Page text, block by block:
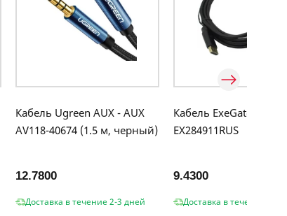
Кабель Ugreen AUX - AUX
AV118-40674 (1.5 м, черный)
12.7800
Доставка в течение 2-3 дней
Кабель ExeGate
EX284911RUS
9.4300
Доставка в течение 2-3